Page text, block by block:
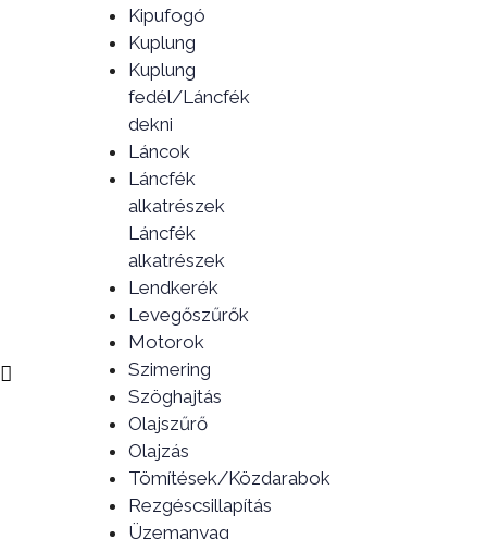
Kipufogó
Kuplung
Kuplung
fedél/Láncfék
dekni
Láncok
Láncfék
alkatrészek
Láncfék
alkatrészek
Lendkerék
Levegőszűrők
Motorok
Szimering
Szöghajtás
Olajszűrő
Olajzás
Tömítések/Közdarabok
Rezgéscsillapítás
Üzemanyag